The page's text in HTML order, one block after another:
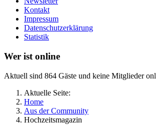
Kontakt
Impressum
Datenschutzerklärung
Statistik
Wer ist online
Aktuell sind 864 Gäste und keine Mitglieder
Aktuelle Seite:
Home
Aus der Community
Hochzeitsmagazin